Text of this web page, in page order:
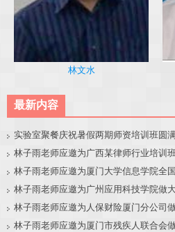
林文水
最新内容
实验室聚餐庆祝暑假两期师资培训班圆
林子雨老师应邀为广州应用科技学院做